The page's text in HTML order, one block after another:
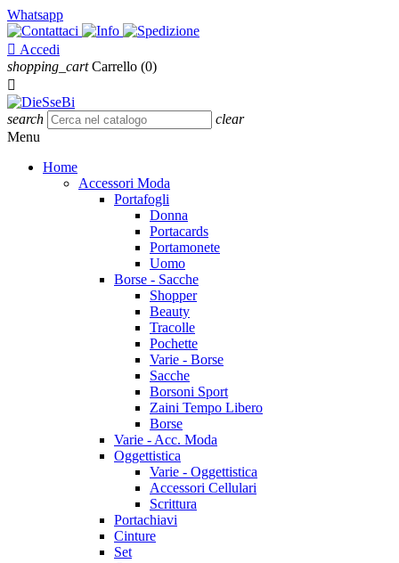
Whatsapp
 Accedi
shopping_cart Carrello (0)

search
clear
Menu
Home
Accessori Moda
Portafogli
Donna
Portacards
Portamonete
Uomo
Borse - Sacche
Shopper
Beauty
Tracolle
Pochette
Varie - Borse
Sacche
Borsoni Sport
Zaini Tempo Libero
Borse
Varie - Acc. Moda
Oggettistica
Varie - Oggettistica
Accessori Cellulari
Scrittura
Portachiavi
Cinture
Set